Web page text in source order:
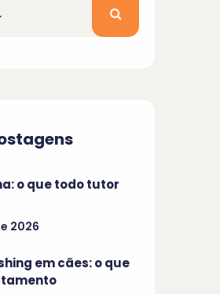
o que todo tutor
2026
em cães: o que